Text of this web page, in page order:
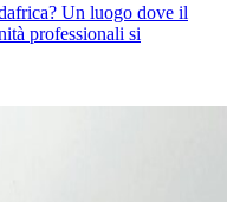
Un luogo dove il
professionali si